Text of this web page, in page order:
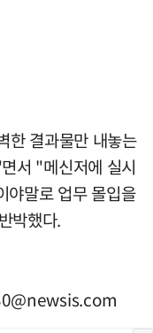
한 결과물만 내놓는
서 "메신저에 실시
야말로 업무 몰입을
박했다.